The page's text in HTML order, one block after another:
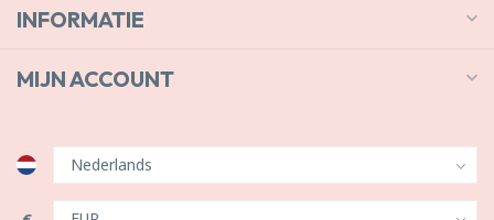
INFORMATIE
MIJN ACCOUNT